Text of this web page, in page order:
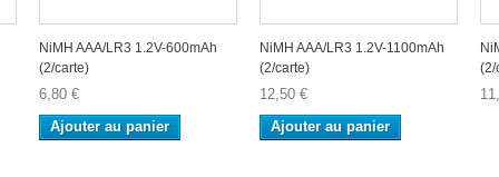
NiMH AAA/LR3 1.2V-600mAh
(2/carte)
6,80 €
Ajouter au panier
NiMH AAA/LR3 1.2V-1100mAh
(2/carte)
12,50 €
Ajouter au panier
(2/